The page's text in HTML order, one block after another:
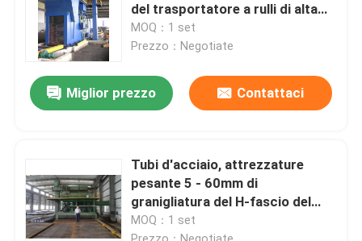
del trasportatore a rulli di alta
efficienza per disincrostare
MOQ：1 set
Prezzo：Negotiate
Miglior prezzo Contattaci
Tubi d'acciaio, attrezzature
pesante 5 - 60mm di
granigliatura del H-fascio del
tubo quadrato
MOQ：1 set